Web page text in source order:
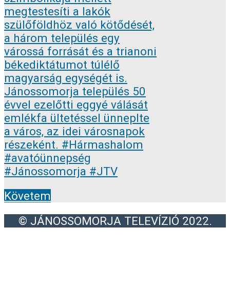
Követem
© JÁNOSSOMORJA TELEVÍZIÓ 2022.